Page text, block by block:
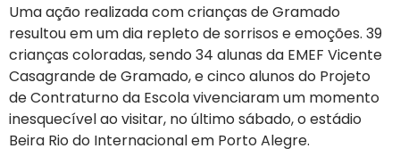
Uma ação realizada com crianças de Gramado
resultou em um dia repleto de sorrisos e emoções. 39
crianças coloradas, sendo 34 alunas da EMEF Vicente
Casagrande de Gramado, e cinco alunos do Projeto
de Contraturno da Escola vivenciaram um momento
inesquecível ao visitar, no último sábado, o estádio
Beira Rio do Internacional em Porto Alegre.